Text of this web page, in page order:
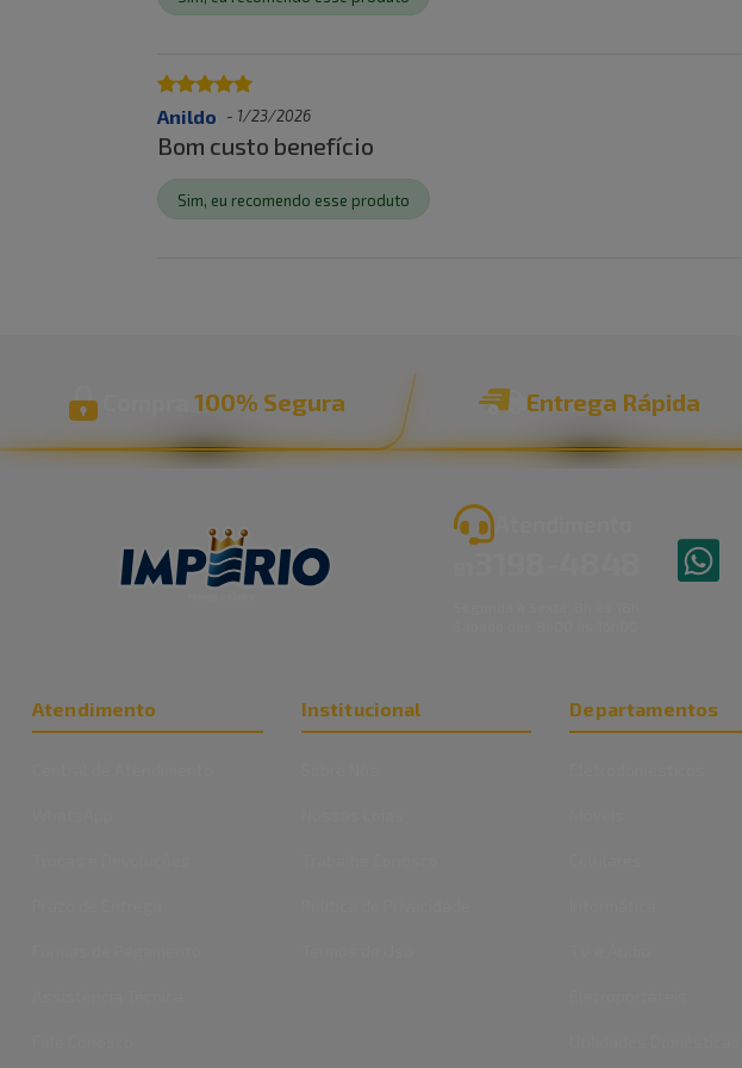
Anildo - 1/23/2026
Bom custo benefício
Sim, eu recomendo esse produto
Compra100% Segura Entrega Rápida
Atendimento Institucional Departamentos